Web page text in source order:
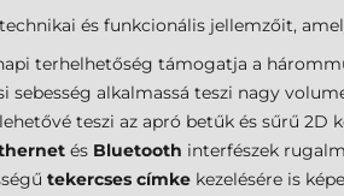
és funkcionális jellemzőit,
terhelhetőség támogatja a
sebesség alkalmassá teszi nagy
teszi az apró betűk és sűrű 2D
és Bluetooth interfészek
tekercses címke kezelésére is